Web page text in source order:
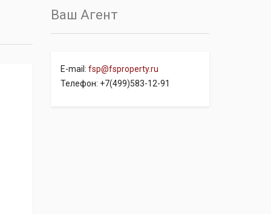
Ваш Агент
E-mail: fsp@fsproperty.ru
Телефон: +7(499)583-12-91